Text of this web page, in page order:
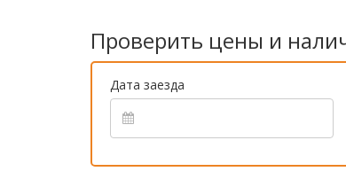
Проверить цены и
Дата заезда